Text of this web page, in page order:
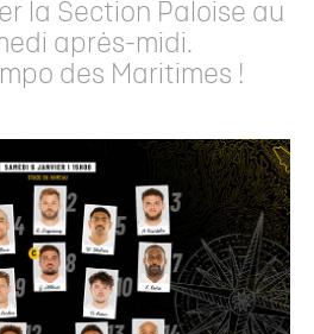
la Section Paloise au
après-midi.
des Maritimes !